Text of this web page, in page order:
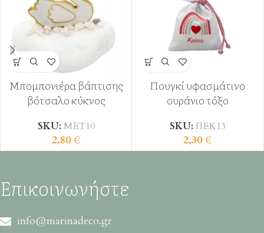
Μπομπονιέρα βάπτισης
βότσαλο κύκνος
SKU: ΜΕΤ10
2,80€
Πουγκί υφασμάτινο
ουράνιο τόξο
SKU: ΠΕΚ13
2,30€
Επικοινωνήστε
info@marinadeco.gr